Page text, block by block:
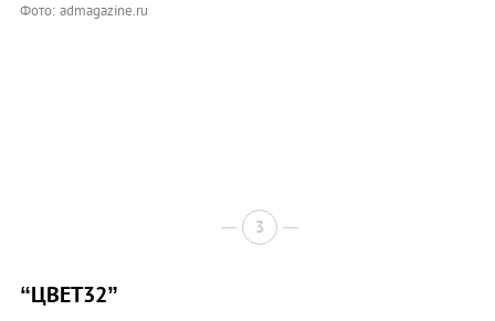
Фото: admagazine.ru
3
“ЦВЕТ32”